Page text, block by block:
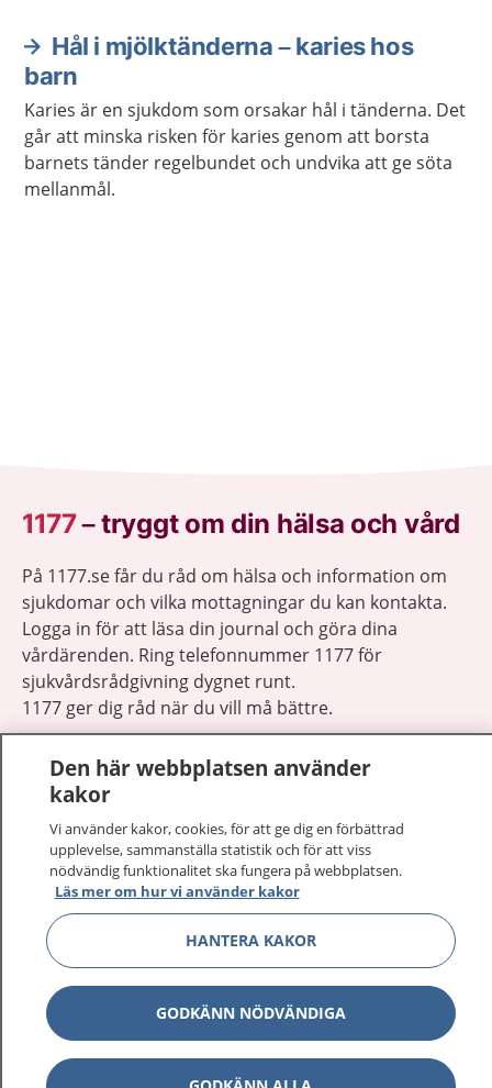
Hål i mjölktänderna – karies hos
barn
Karies är en sjukdom som orsakar hål i tänderna. Det
går att minska risken för karies genom att borsta
barnets tänder regelbundet och undvika att ge söta
mellanmål.
1177–tryggt om din hälsa och vård
På 1177.se får du råd om hälsa och information om
sjukdomar och vilka mottagningar du kan kontakta.
Logga in för att läsa din journal och göra dina
vårdärenden. Ring telefonnummer 1177 för
sjukvårdsrådgivning dygnet runt.
1177 ger dig råd när du vill må bättre.
1177 på flera språk
Om 1177
Kontakt Visa
Den här webbplatsen använder
kakor
Vi använder kakor, cookies, för att ge dig en förbättrad
upplevelse, sammanställa statistik och för att viss
nödvändig funktionalitet ska fungera på webbplatsen.
Läs mer om hur vi använder kakor
HANTERA KAKOR
GODKÄNN NÖDVÄNDIGA